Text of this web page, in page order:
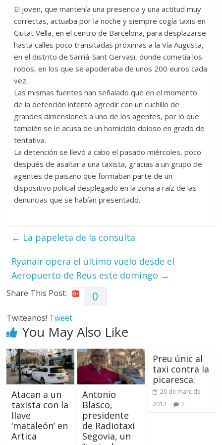
El joven, que mantenía una presencia y una actitud muy
correctas, actuaba por la noche y siempre cogía taxis en
Ciutat Vella, en el centro de Barcelona, para desplazarse
hasta calles poco transitadas próximas a la Vía Augusta,
en el distrito de Sarriá-Sant Gervasi, donde cometía los
robos, en los que se apoderaba de unos 200 euros cada
vez.
Las mismas fuentes han señalado que en el momento
de la detención intentó agredir con un cuchillo de
grandes dimensiones a uno de los agentes, por lo que
también se le acusa de un homicidio doloso en grado de
tentativa.
La detención se llevó a cabo el pasado miércoles, poco
después de asaltar a una taxista, gracias a un grupo de
agentes de paisano que formaban parte de un
dispositivo policial desplegado en la zona a raíz de las
denuncias que se habían presentado.
← La papeleta de la consulta
Ryanair opera el último vuelo desde el
Aeropuerto de Reus este domingo →
Share This Post: 0
Twiteanos! Tweet
You May Also Like
Atacan a un
taxista con la
llave
‘mataleón’ en
Artica
Antonio
Blasco,
presidente
de Radiotaxi
Segovia, un
Preu únic al
taxi contra la
picaresca.
20 de març de
2012
2